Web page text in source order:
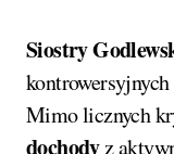
Siostry
Mimo licznych
dochodyz